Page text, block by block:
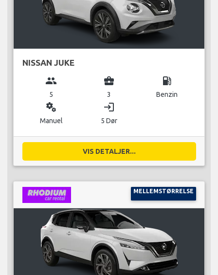
NISSAN JUKE
group
5
business_center
3
local_gas_station
Benzin
miscellaneous_services
Manuel
login
5 Dør
VIS DETALJER...
MELLEMSTØRRELSE